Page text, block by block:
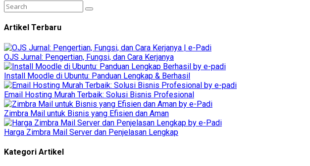
Artikel Terbaru
OJS Jurnal: Pengertian, Fungsi, dan Cara Kerjanya
Install Moodle di Ubuntu: Panduan Lengkap & Berhasil
Email Hosting Murah Terbaik: Solusi Bisnis Profesional
Zimbra Mail untuk Bisnis yang Efisien dan Aman
Harga Zimbra Mail Server dan Penjelasan Lengkap
Kategori Artikel